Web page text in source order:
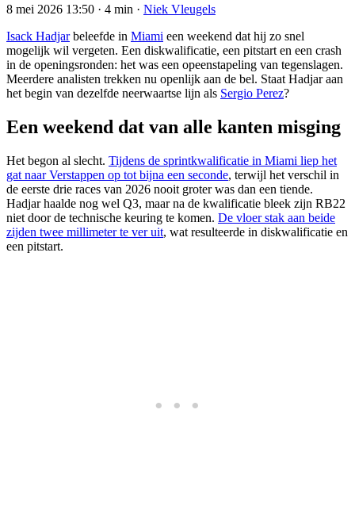
8 mei 2026 13:50 · 4 min · Niek Vleugels
Isack Hadjarbeleefde in Miami een weekend dat hij zo snel
mogelijk wil vergeten. Een diskwalificatie, een pitstart en een crash
in de openingsronden: het was een opeenstapeling van tegenslagen.
Meerdere analisten trekken nu openlijk aan de bel. Staat Hadjar aan
het begin van dezelfde neerwaartse lijn als Sergio Perez?
Een weekend dat van alle kanten misging
Het begon al slecht. Tijdens de sprintkwalificatie in Miami liep het
gat naar Verstappen op tot bijna een seconde, terwijl het verschil in
de eerste drie races van 2026 nooit groter was dan een tiende.
Hadjar haalde nog wel Q3, maar na de kwalificatie bleek zijn RB22
niet door de technische keuring te komen. De vloer stak aan beide
zijden twee millimeter te ver uit, wat resulteerde in diskwalificatie en
een pitstart.